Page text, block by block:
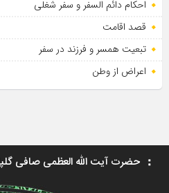
احکام دائم السفر و سفر شغلی
قصد اقامت
تبعیت همسر و فرزند در سفر
اعراض از وطن
حضرت آیت الله العظمی صافی